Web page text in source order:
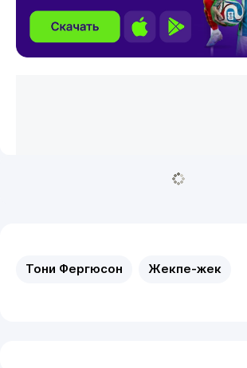
Тони Фергюсон Жекпе-жек